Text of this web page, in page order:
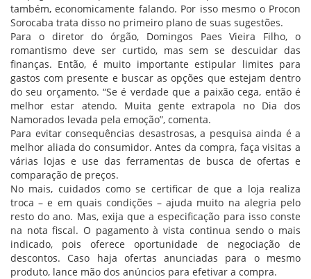
também, economicamente falando. Por isso mesmo o Procon
Sorocaba trata disso no primeiro plano de suas sugestões.
Para o diretor do órgão, Domingos Paes Vieira Filho, o
romantismo deve ser curtido, mas sem se descuidar das
finanças. Então, é muito importante estipular limites para
gastos com presente e buscar as opções que estejam dentro
do seu orçamento. “Se é verdade que a paixão cega, então é
melhor estar atendo. Muita gente extrapola no Dia dos
Namorados levada pela emoção”, comenta.
Para evitar consequências desastrosas, a pesquisa ainda é a
melhor aliada do consumidor. Antes da compra, faça visitas a
várias lojas e use das ferramentas de busca de ofertas e
comparação de preços.
No mais, cuidados como se certificar de que a loja realiza
troca – e em quais condições – ajuda muito na alegria pelo
resto do ano. Mas, exija que a especificação para isso conste
na nota fiscal. O pagamento à vista continua sendo o mais
indicado, pois oferece oportunidade de negociação de
descontos. Caso haja ofertas anunciadas para o mesmo
produto, lance mão dos anúncios para efetivar a compra.